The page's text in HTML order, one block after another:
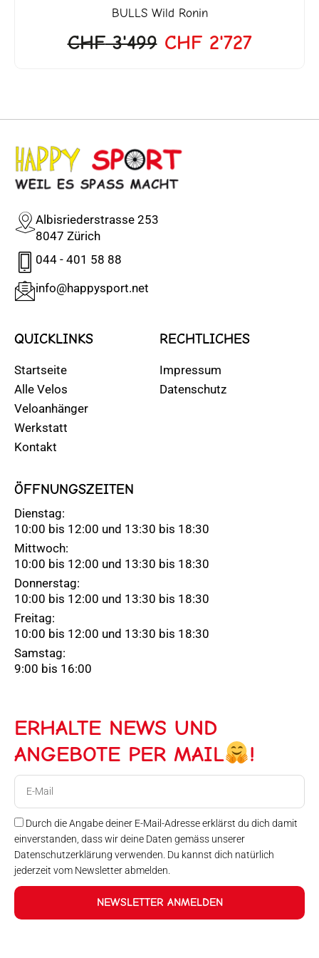
BULLSWild Ronin
CHF3'499 CHF2'727
Albisriederstrasse 253
8047 Zürich
044 - 401 58 88
info@happysport.net
QUICKLINKS
Startseite
Alle Velos
Veloanhänger
Werkstatt
Kontakt
RECHTLICHES
Impressum
Datenschutz
ÖFFNUNGSZEITEN
Dienstag:
10:00 bis 12:00 und 13:30 bis 18:30
Mittwoch:
10:00 bis 12:00 und 13:30 bis 18:30
Donnerstag:
10:00 bis 12:00 und 13:30 bis 18:30
Freitag:
10:00 bis 12:00 und 13:30 bis 18:30
Samstag:
9:00 bis 16:00
ERHALTE NEWS UND
ANGEBOTE PER MAIL
!
Durch die Angabe deiner E-Mail-Adresse erklärst du dich damit
einverstanden, dass wir deine Daten gemäss unserer
Datenschutzerklärung verwenden. Du kannst dich natürlich
jederzeit vom Newsletter abmelden.
NEWSLETTER ANMELDEN